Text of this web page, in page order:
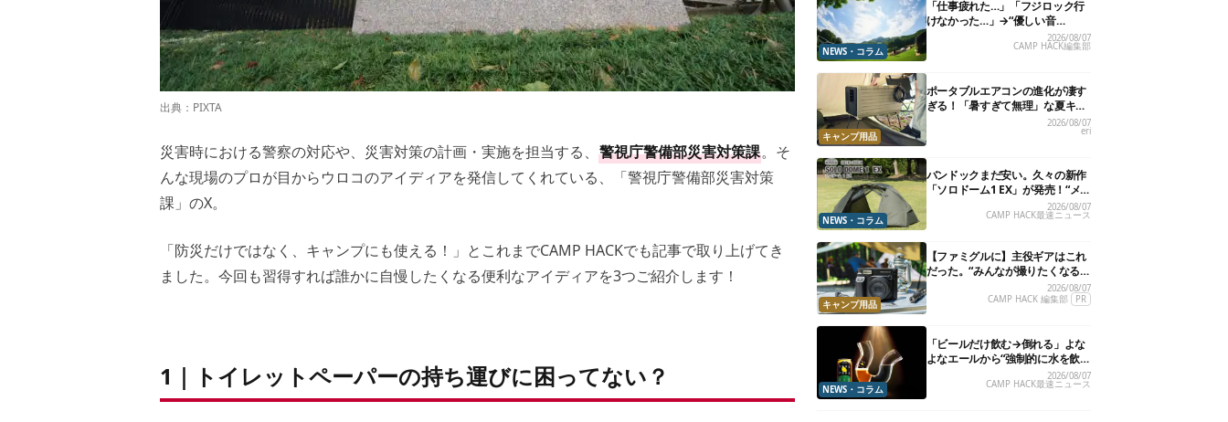
出典：PIXTA
災害時における警察の対応や、災害対策の計画・実施を担当する、 警視庁警備部災害対策課。そ
んな現場のプロが目からウロコのアイディアを発信してくれている、「警視庁警備部災害対策
課」のX。
「防災だけではなく、キャンプにも使える！」とこれまでCAMP HACKでも記事で取り上げてき
ました。今回も習得すれば誰かに自慢したくなる便利なアイディアを3つご紹介します！
1｜トイレットペーパーの持ち運びに困ってない？
NEWS・コラム
「仕事疲れた…」「フジロック行
けなかった…」→“優しい音
楽”と“大きな自然”で治癒。まだ間
に合います。
2026/08/07
CAMP HACK編集部
キャンプ用品
ポータブルエアコンの進化が凄す
ぎる！「暑すぎて無理」な夏キャ
ンプを激変させる最新5選2026/08/07
eri
NEWS・コラム
バンドックまだ安い。久々の新作
「ソロドーム1 EX」が発売！“メ
ッシュインナー”だけでも使える
よ【防災も◎】
2026/08/07
CAMP HACK最速ニュース
キャンプ用品
【ファミグルに】主役ギアはこれ
だった。“みんなが撮りたくなる
カメラ”が楽しすぎる！
2026/08/07
CAMP HACK 編集部
PR
NEWS・コラム
「ビールだけ飲む→倒れる」よな
よなエールから“強制的に水を飲
2026/08/07
CAMP HACK最速ニュース